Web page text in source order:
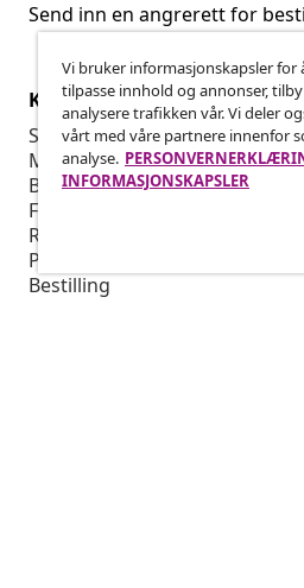
Send inn en angrerett for
Kundeservice
Spor bestillingen din
Min konto
Betaling
Frakt og levering
Retur
Produktinformasjon
Bestilling
Vi bruker informasjonskapsler
tilpasse innhold og annonser,
analysere trafikken vår. Vi deler
vårt med våre partnere innenfor
analyse.
INFORMASJONSKAPSLER